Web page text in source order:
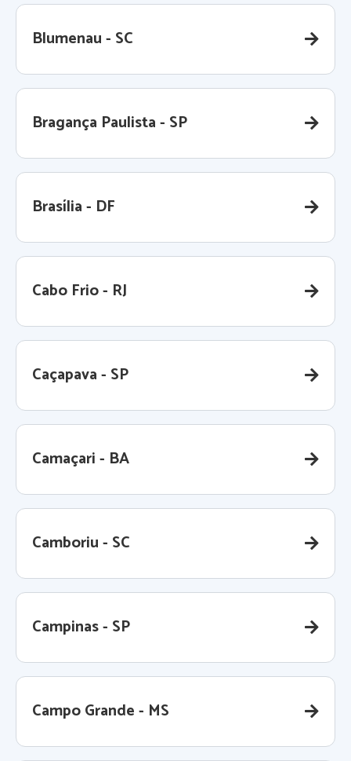
Blumenau - SC
Bragança Paulista - SP
Brasília - DF
Cabo Frio - RJ
Caçapava - SP
Camaçari - BA
Camboriu - SC
Campinas - SP
Campo Grande - MS